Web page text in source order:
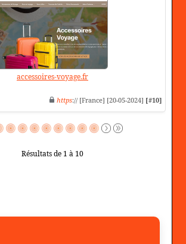
accessoires-voyage.fr
https:// [France] [20-05-2024] [#10]
Résultats de 1 à 10